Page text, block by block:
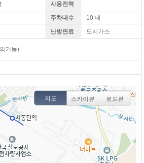
사용전력
주차대수
10 대
난방연료
도시가스
가능)
지도 스카이뷰 로드뷰